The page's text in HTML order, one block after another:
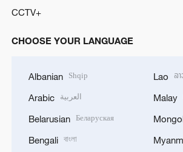
CCTV+
CHOOSE YOUR LANGUAGE
Albanian Shqip
Arabic العربية
Belarusian Беларуская
Bengali বাংলা
Lao ລ
Malay